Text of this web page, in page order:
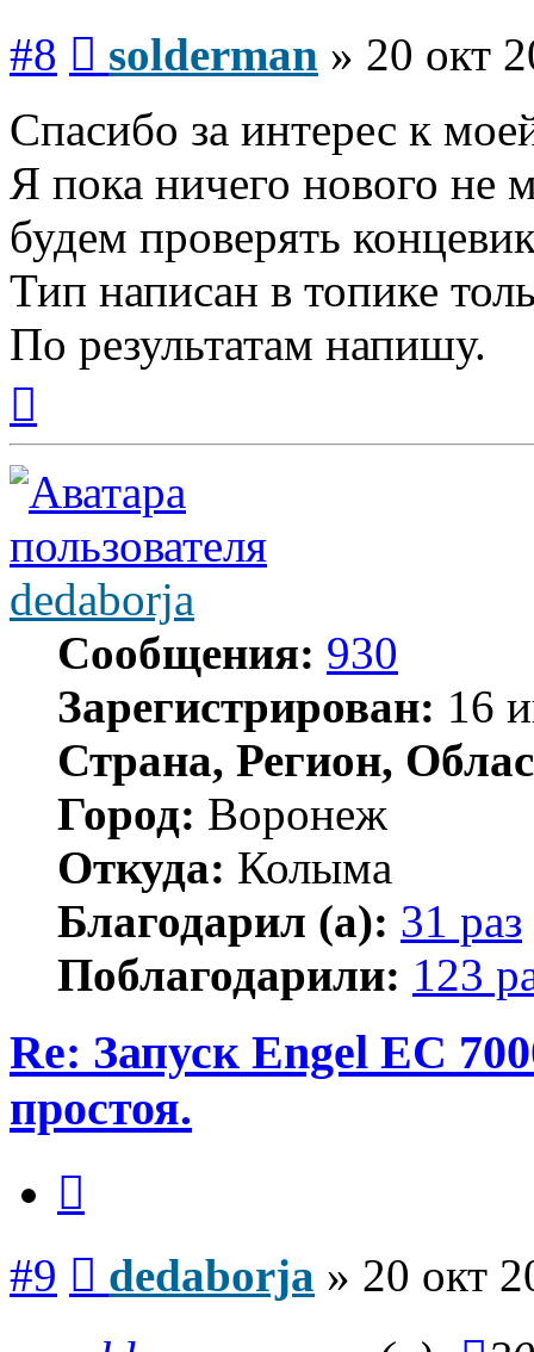
#8 solderman » 20 окт
Спасибо за интерес к
Я пока ничего нового не
будем проверять
Тип написан в топике
По результатам напишу.
началу
dedaborja
Сообщения: 930
Зарегистрирован: 16
Страна, Регион,
Город: Воронеж
Откуда: Колыма
Благодарил (а): 31 раз
Поблагодарили: 123
Re: Запуск Engel EC
простоя.
#9 dedaborja » 20 окт